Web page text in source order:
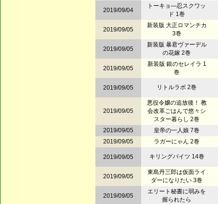
2019/09/04
トーキョ―忍スクワッ
ド 1巻
2019/09/05
新装版 大正ロマンチカ
3巻
2019/09/05
新装版 暴君ヴァーデル
の花嫁 2巻
2019/09/05
新装版 銀のセレイラ 1
巻
2019/09/05 リトルラボ 2巻
2019/09/05
悪役令嬢の追放後！ 教
会改革ごはんで悠々シ
スター暮らし 2巻
2019/09/05
皇帝の一人娘 7巻
2019/09/05
ラガーにゃん 2巻
2019/09/05 キリングバイツ 14巻
2019/09/05
東島丹三郎は仮面ライ
ダーになりたい 3巻
2019/09/05
エリート秘書に弱みを
握られたら